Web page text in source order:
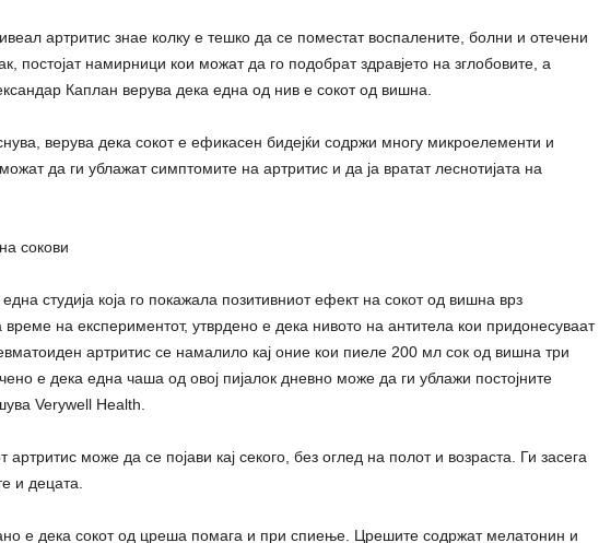
артритис знае колку е тешко да се поместат воспалените, болни и отечени
постојат намирници кои можат да го подобрат здравјето на зглобовите, а
Каплан верува дека една од нив е сокот од вишна.
верува дека сокот е ефикасен бидејќи содржи многу микроелементи и
да ги ублажат симптомите на артритис и да ја вратат леснотијата на
сокови
студија која го покажала позитивниот ефект на сокот од вишна врз
време на експериментот, утврдено е дека нивото на антитела кои придонесуваат
артритис се намалило кај оние кои пиеле 200 мл сок од вишна три
е дека една чаша од овој пијалок дневно може да ги ублажи постојните
Verywell Health.
артритис може да се појави кај секого, без оглед на полот и возраста. Ги засега
и децата.
е дека сокот од цреша помага и при спиење. Црешите содржат мелатонин и